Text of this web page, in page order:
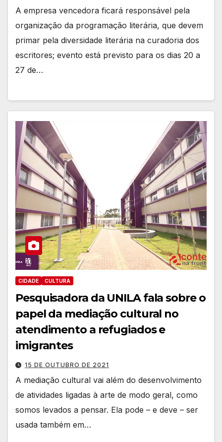
A empresa vencedora ficará responsável pela
organização da programação literária, que devem
primar pela diversidade literária na curadoria dos
escritores; evento está previsto para os dias 20 a
27 de…
CIDADE CULTURA
Pesquisadora da UNILA fala sobre o
papel da mediação cultural no
atendimento a refugiados e
imigrantes
15 DE OUTUBRO DE 2021
A mediação cultural vai além do desenvolvimento
de atividades ligadas à arte de modo geral, como
somos levados a pensar. Ela pode – e deve – ser
usada também em…